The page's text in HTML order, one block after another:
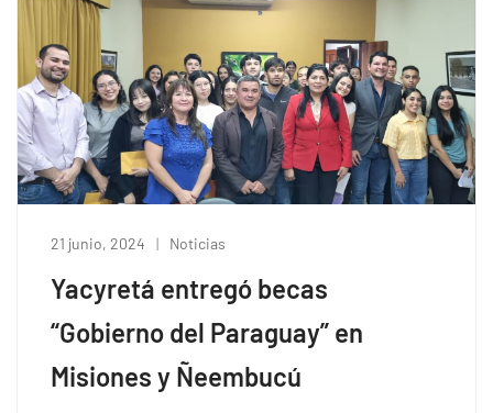
21 junio, 2024 Noticias
Yacyretá entregó becas
“Gobierno del Paraguay” en
Misiones y Ñeembucú